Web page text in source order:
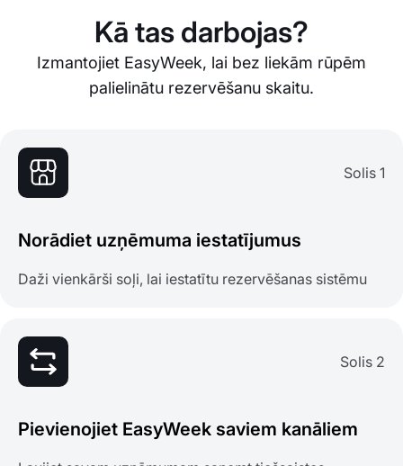
Kā tas darbojas?
Izmantojiet EasyWeek, lai bez liekām rūpēm
palielinātu rezervēšanu skaitu.
Solis 1
Norādiet uzņēmuma iestatījumus
Daži vienkārši soļi, lai iestatītu rezervēšanas sistēmu
Solis 2
Pievienojiet EasyWeek saviem kanāliem